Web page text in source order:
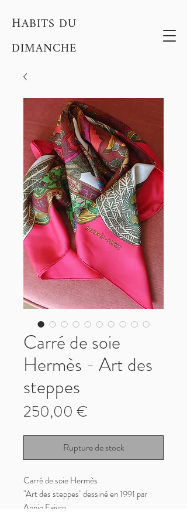
HABITS DU
DIMANCHE
Carré de soie
Hermès - Art des
steppes
250,00 €
Rupture de stock
Carré de soie Hermès
"Art des steppes" dessiné en 1991 par
Annie Faivre